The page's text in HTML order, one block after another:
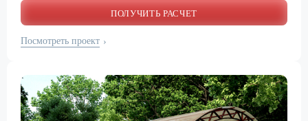
ПОЛУЧИТЬ РАСЧЕТ
Посмотреть проект ›